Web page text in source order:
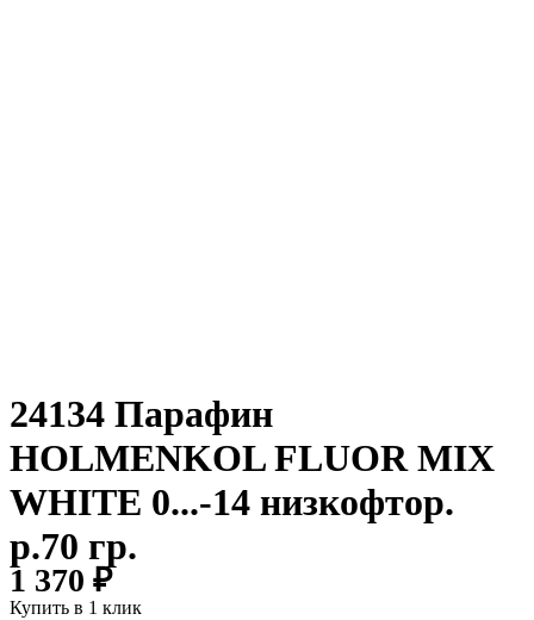
24134 Парафин
HOLMENKOL FLUOR MIX
WHITE 0...-14 низкофтор.
р.70 гр.
1 370 ₽
Купить в 1 клик